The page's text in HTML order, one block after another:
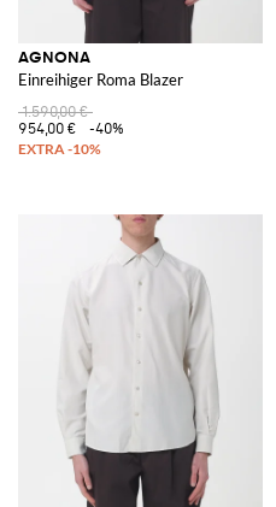
AGNONA
Einreihiger Roma Blazer
1.590,00 €
954,00 €
-40%